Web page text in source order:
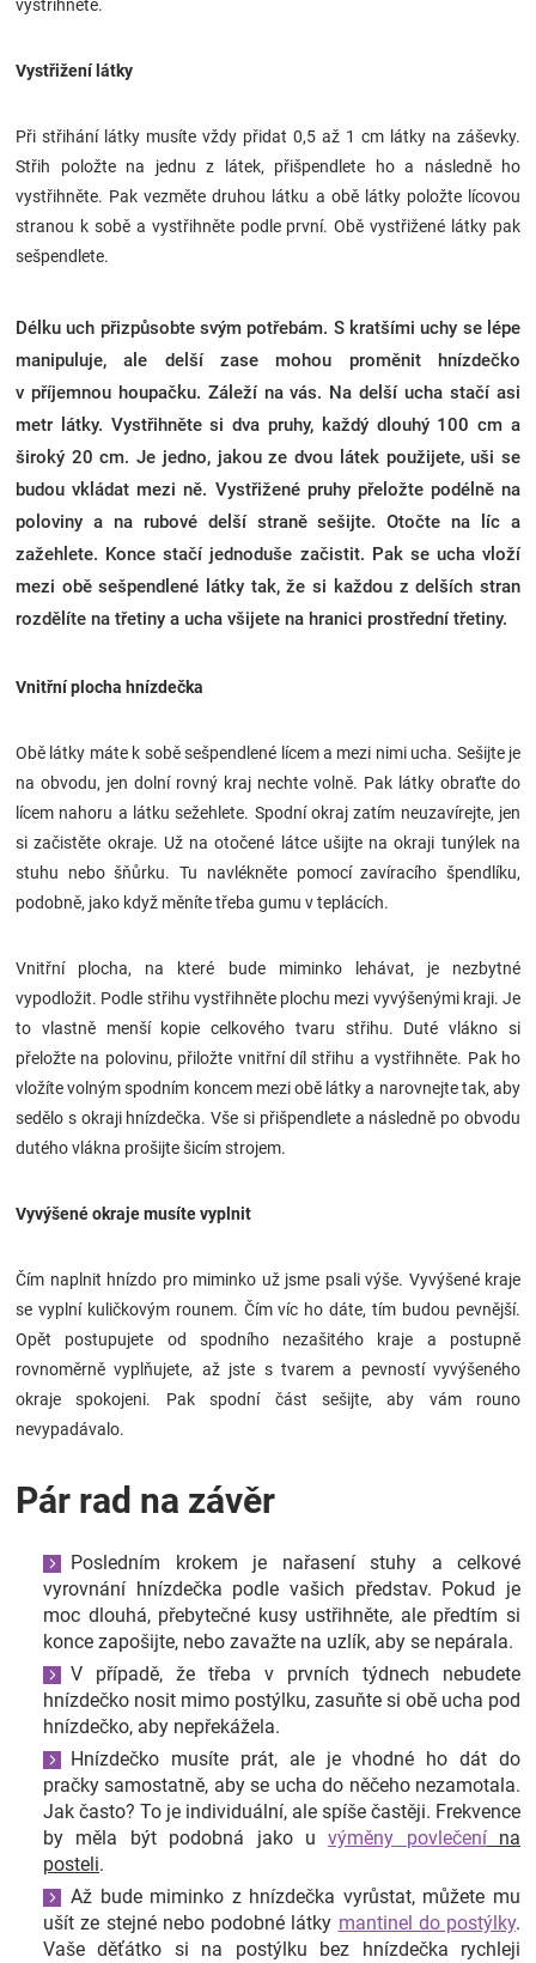
vystřihněte.
Vystřižení látky
Při střihání látky musíte vždy přidat 0,5 až 1 cm látky na záševky.
Střih položte na jednu z látek, přišpendlete ho a následně ho
vystřihněte. Pak vezměte druhou látku a obě látky položte lícovou
stranou k sobě a vystřihněte podle první. Obě vystřižené látky pak
sešpendlete.
Délku uch přizpůsobte svým potřebám. S kratšími uchy se lépe
manipuluje, ale delší zase mohou proměnit hnízdečko
v příjemnou houpačku. Záleží na vás. Na delší ucha stačí asi
metr látky. Vystřihněte si dva pruhy, každý dlouhý 100 cm a
široký 20 cm. Je jedno, jakou ze dvou látek použijete, uši se
budou vkládat mezi ně. Vystřižené pruhy přeložte podélně na
poloviny a na rubové delší straně sešijte. Otočte na líc a
zažehlete. Konce stačí jednoduše začistit. Pak se ucha vloží
mezi obě sešpendlené látky tak, že si každou z delších stran
rozdělíte na třetiny a ucha všijete na hranici prostřední třetiny.
Vnitřní plocha hnízdečka
Obě látky máte k sobě sešpendlené lícem a mezi nimi ucha. Sešijte je
na obvodu, jen dolní rovný kraj nechte volně. Pak látky obraťte do
lícem nahoru a látku sežehlete. Spodní okraj zatím neuzavírejte, jen
si začistěte okraje. Už na otočené látce ušijte na okraji tunýlek na
stuhu nebo šňůrku. Tu navlékněte pomocí zavíracího špendlíku,
podobně, jako když měníte třeba gumu v teplácích.
Vnitřní plocha, na které bude miminko lehávat, je nezbytné
vypodložit. Podle střihu vystřihněte plochu mezi vyvýšenými kraji. Je
to vlastně menší kopie celkového tvaru střihu. Duté vlákno si
přeložte na polovinu, přiložte vnitřní díl střihu a vystřihněte. Pak ho
vložíte volným spodním koncem mezi obě látky a narovnejte tak, aby
sedělo s okraji hnízdečka. Vše si přišpendlete a následně po obvodu
dutého vlákna prošijte šicím strojem.
Vyvýšené okraje musíte vyplnit
Čím naplnit hnízdo pro miminko už jsme psali výše. Vyvýšené kraje
se vyplní kuličkovým rounem. Čím víc ho dáte, tím budou pevnější.
Opět postupujete od spodního nezašitého kraje a postupně
rovnoměrně vyplňujete, až jste s tvarem a pevností vyvýšeného
okraje spokojeni. Pak spodní část sešijte, aby vám rouno
nevypadávalo.
Pár rad na závěr
Posledním krokem je nařasení stuhy a celkové
vyrovnání hnízdečka podle vašich představ. Pokud je
moc dlouhá, přebytečné kusy ustřihněte, ale předtím si
konce zapošijte, nebo zavažte na uzlík, aby se nepárala.
V případě, že třeba v prvních týdnech nebudete
hnízdečko nosit mimo postýlku, zasuňte si obě ucha pod
hnízdečko, aby nepřekážela.
Hnízdečko musíte prát, ale je vhodné ho dát do
pračky samostatně, aby se ucha do něčeho nezamotala.
Jak často? To je individuální, ale spíše častěji. Frekvence
by měla být podobná jako uvýměny povlečenína
posteli.
Až bude miminko z hnízdečka vyrůstat, můžete mu
ušít ze stejné nebo podobné látky mantinel do postýlky.
Vaše děťátko si na postýlku bez hnízdečka rychleji